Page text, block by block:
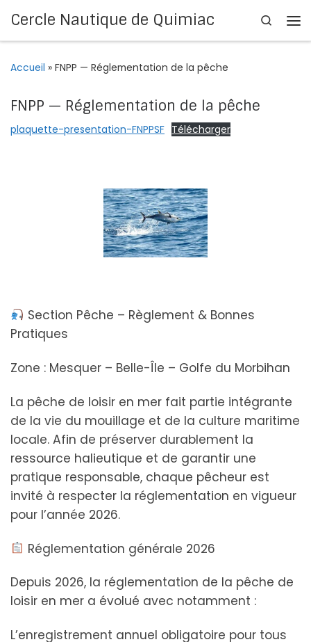
Passer au contenu
Cercle Nautique de Quimiac
Search
Accueil » FNPP — Réglementation de la pêche
FNPP — Réglementation de la pêche
plaquette-presentation-FNPPSF Télécharger
Section Pêche – Règlement & Bonnes
Pratiques
Zone : Mesquer – Belle-Île – Golfe du Morbihan
La pêche de loisir en mer fait partie intégrante
de la vie du mouillage et de la culture maritime
locale. Afin de préserver durablement la
ressource halieutique et de garantir une
pratique responsable, chaque pêcheur est
invité à respecter la réglementation en vigueur
pour l’année 2026.
Réglementation générale 2026
Depuis 2026, la réglementation de la pêche de
loisir en mer a évolué avec notamment :
L’enregistrement annuel obligatoire pour tous